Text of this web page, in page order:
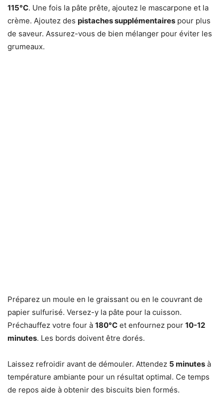
115°C. Une fois la pâte prête, ajoutez le mascarpone et la
crème. Ajoutez des pistaches supplémentaires pour plus
de saveur. Assurez-vous de bien mélanger pour éviter les
grumeaux.
Préparez un moule en le graissant ou en le couvrant de
papier sulfurisé. Versez-y la pâte pour la cuisson.
Préchauffez votre four à 180°C et enfournez pour 10-12
minutes. Les bords doivent être dorés.
Laissez refroidir avant de démouler. Attendez 5 minutes à
température ambiante pour un résultat optimal. Ce temps
de repos aide à obtenir des biscuits bien formés.